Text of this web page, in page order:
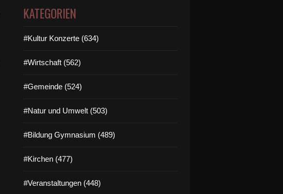
KATEGORIEN
#Kultur Konzerte (634)
#Wirtschaft (562)
#Gemeinde (524)
#Natur und Umwelt (503)
#Bildung Gymnasium (489)
#Kirchen (477)
#Veranstaltungen (448)